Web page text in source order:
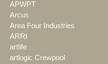
APWPT
Arcus
Area Four Industries
ARRI
artlife
artlogic Crewpool